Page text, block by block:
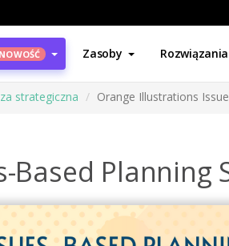
NOWOŚĆ Zasoby Rozwiązania
strategiczna Orange Illustrations
Planning